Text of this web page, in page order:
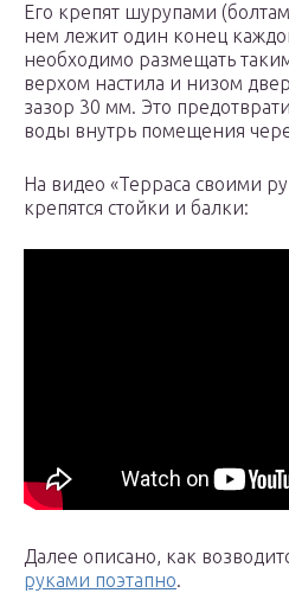
Его крепят шурупами
нем лежит один конец
необходимо размещать
верхом настила и низом
зазор 30 мм. Это
воды внутрь помещения
На видео «Терраса своими
крепятся стойки и балки:
Далее описано, как
руками поэтапно.